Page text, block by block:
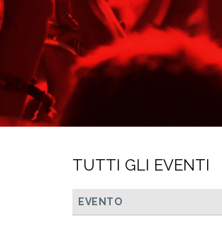
TUTTI GLI EVENTI
EVENTO